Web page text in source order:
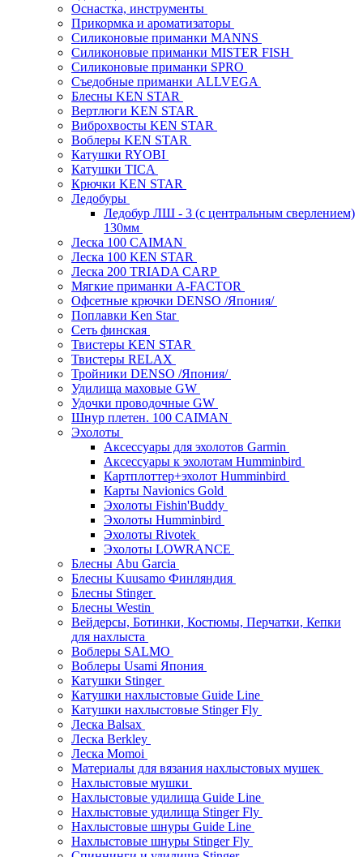
Оснастка, инструменты
Прикормка и ароматизаторы
Силиконовые приманки MANNS
Силиконовые приманки MISTER FISH
Силиконовые приманки SPRO
Съедобные приманки ALLVEGA
Блесны KEN STAR
Вертлюги KEN STAR
Виброхвосты KEN STAR
Воблеры KEN STAR
Катушки RYOBI
Катушки TICA
Крючки KEN STAR
Ледобуры
Ледобур ЛШ - 3 (с центральным сверлением)
130мм
Леска 100 CAIMAN
Леска 100 KEN STAR
Леска 200 TRIADA CARP
Мягкие приманки A-FACTOR
Офсетные крючки DENSO /Япония/
Поплавки Ken Star
Сеть финская
Твистеры KEN STAR
Твистеры RELAX
Тройники DENSO /Япония/
Удилища маховые GW
Удочки проводочные GW
Шнур плетен. 100 CAIMAN
Эхолоты
Аксессуары для эхолотов Garmin
Аксессуары к эхолотам Humminbird
Картплоттер+эхолот Humminbird
Карты Navionics Gold
Эхолоты Fishin'Buddy
Эхолоты Humminbird
Эхолоты Rivotek
Эхолоты LOWRANCE
Блесны Abu Garcia
Блесны Kuusamo Финляндия
Блесны Stinger
Блесны Westin
Вейдерсы, Ботинки, Костюмы, Перчатки, Кепки
для нахлыста
Воблеры SALMO
Воблеры Usami Япония
Катушки Stinger
Катушки нахлыстовые Guide Line
Катушки нахлыстовые Stinger Fly
Леска Balsax
Леска Berkley
Леска Momoi
Материалы для вязания нахлыстовых мушек
Нахлыстовые мушки
Нахлыстовые удилища Guide Line
Нахлыстовые удилища Stinger Fly
Нахлыстовые шнуры Guide Line
Нахлыстовые шнуры Stinger Fly